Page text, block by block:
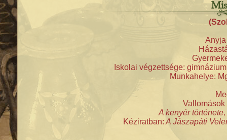
Iskolai végzettsége:
Munkahelye:
A kenyér
Kéziratban: A Jászapáti